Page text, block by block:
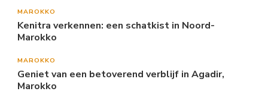
MAROKKO
Kenitra verkennen: een schatkist in Noord-
Marokko
MAROKKO
Geniet van een betoverend verblijf in Agadir,
Marokko